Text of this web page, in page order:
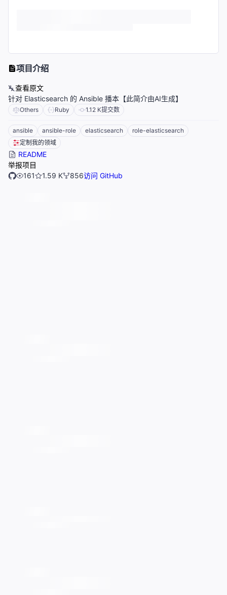
项目介绍
查看原文
针对 Elasticsearch 的 Ansible 播本【此简介由AI生成】
Others Ruby 1.12 K提交数
ansible ansible-role elasticsearch
role-elasticsearch
定制我的领域
README
举报项目
161
1.59 K 856访问 GitHub